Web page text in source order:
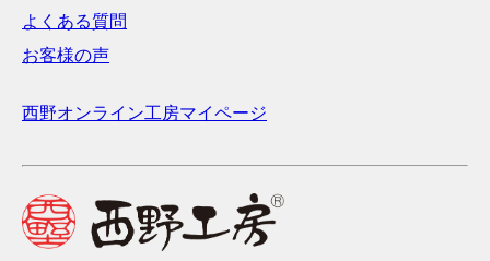
よくある質問
お客様の声
西野オンライン工房マイページ